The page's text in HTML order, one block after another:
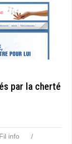
par la cherté
Fil info
/